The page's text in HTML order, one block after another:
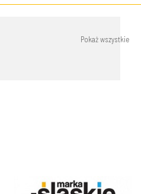
Pokaż wszystkie